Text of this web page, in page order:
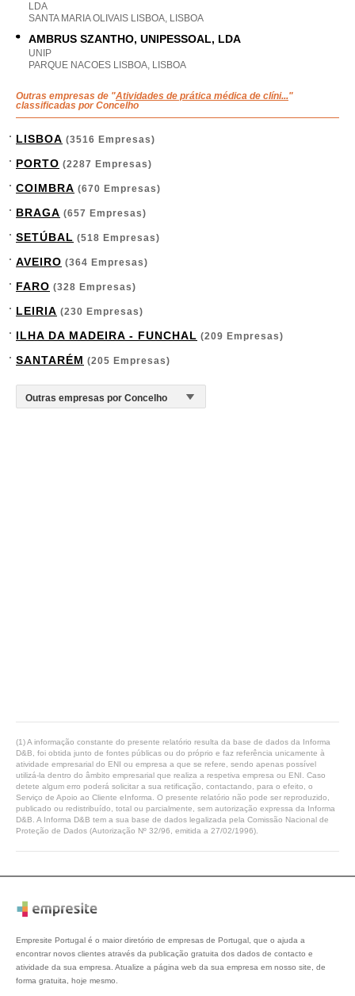
LDA
SANTA MARIA OLIVAIS LISBOA, LISBOA
AMBRUS SZANTHO, UNIPESSOAL, LDA
UNIP
PARQUE NACOES LISBOA, LISBOA
Outras empresas de "Atividades de prática médica de clíni..."
classificadas por Concelho
LISBOA (3516 Empresas)
PORTO (2287 Empresas)
COIMBRA (670 Empresas)
BRAGA (657 Empresas)
SETÚBAL (518 Empresas)
AVEIRO (364 Empresas)
FARO (328 Empresas)
LEIRIA (230 Empresas)
ILHA DA MADEIRA - FUNCHAL (209 Empresas)
SANTARÉM (205 Empresas)
(1) A informação constante do presente relatório resulta da base de dados da Informa
D&B, foi obtida junto de fontes públicas ou do próprio e faz referência unicamente à
atividade empresarial do ENI ou empresa a que se refere, sendo apenas possível
utilizá-la dentro do âmbito empresarial que realiza a respetiva empresa ou ENI. Caso
detete algum erro poderá solicitar a sua retificação, contactando, para o efeito, o
Serviço de Apoio ao Cliente eInforma. O presente relatório não pode ser reproduzido,
publicado ou redistribuído, total ou parcialmente, sem autorização expressa da Informa
D&B. A Informa D&B tem a sua base de dados legalizada pela Comissão Nacional de
Proteção de Dados (Autorização Nº 32/96, emitida a 27/02/1996).
Empresite Portugal é o maior diretório de empresas de Portugal, que o ajuda a
encontrar novos clientes através da publicação gratuita dos dados de contacto e
atividade da sua empresa. Atualize a página web da sua empresa em nosso site, de
forma gratuita, hoje mesmo.